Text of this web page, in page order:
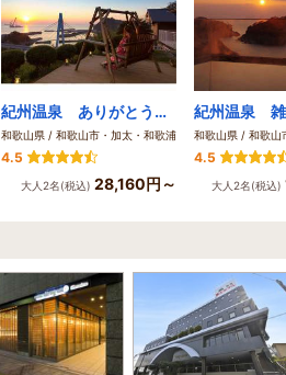
紀州温泉 ありがとうの湯 漁火の宿 シーサイド観潮
和歌山県 / 和歌山市・加太・和歌浦
4.5
大人2名(税込) 28,160円～
和歌山県 / 和歌山
4.5
大人2名(税込)